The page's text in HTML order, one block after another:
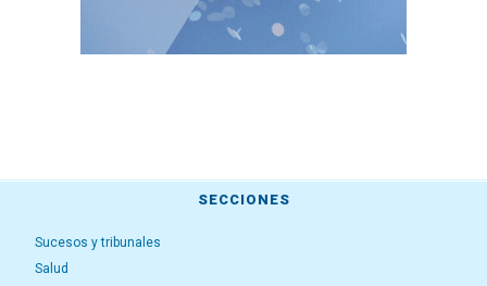
SECCIONES
Sucesos y tribunales
Salud